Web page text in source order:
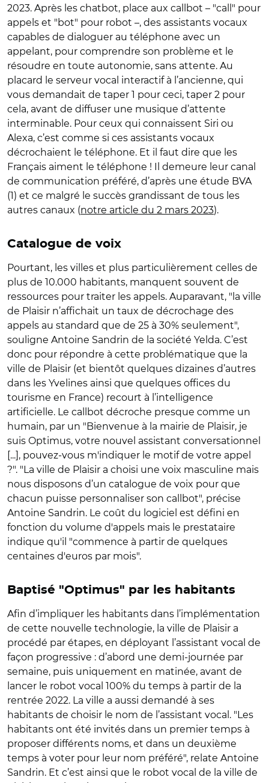
2023. Après les chatbot, place aux callbot – "call" pour
appels et "bot" pour robot –, des assistants vocaux
capables de dialoguer au téléphone avec un
appelant, pour comprendre son problème et le
résoudre en toute autonomie, sans attente. Au
placard le serveur vocal interactif à l’ancienne, qui
vous demandait de taper 1 pour ceci, taper 2 pour
cela, avant de diffuser une musique d’attente
interminable. Pour ceux qui connaissent Siri ou
Alexa, c’est comme si ces assistants vocaux
décrochaient le téléphone. Et il faut dire que les
Français aiment le téléphone ! Il demeure leur canal
de communication préféré, d’après une étude BVA
(1) et ce malgré le succès grandissant de tous les
autres canaux (notre article du 2 mars 2023).
Catalogue de voix
Pourtant, les villes et plus particulièrement celles de
plus de 10.000 habitants, manquent souvent de
ressources pour traiter les appels. Auparavant, "la ville
de Plaisir n’affichait un taux de décrochage des
appels au standard que de 25 à 30% seulement",
souligne Antoine Sandrin de la société Yelda. C’est
donc pour répondre à cette problématique que la
ville de Plaisir (et bientôt quelques dizaines d’autres
dans les Yvelines ainsi que quelques offices du
tourisme en France) recourt à l’intelligence
artificielle. Le callbot décroche presque comme un
humain, par un "Bienvenue à la mairie de Plaisir, je
suis Optimus, votre nouvel assistant conversationnel
[...], pouvez-vous m'indiquer le motif de votre appel
?". "La ville de Plaisir a choisi une voix masculine mais
nous disposons d’un catalogue de voix pour que
chacun puisse personnaliser son callbot", précise
Antoine Sandrin. Le coût du logiciel est défini en
fonction du volume d'appels mais le prestataire
indique qu'il "commence à partir de quelques
centaines d'euros par mois".
Baptisé "Optimus" par les habitants
Afin d’impliquer les habitants dans l’implémentation
de cette nouvelle technologie, la ville de Plaisir a
procédé par étapes, en déployant l’assistant vocal de
façon progressive : d’abord une demi-journée par
semaine, puis uniquement en matinée, avant de
lancer le robot vocal 100% du temps à partir de la
rentrée 2022. La ville a aussi demandé à ses
habitants de choisir le nom de l’assistant vocal. "Les
habitants ont été invités dans un premier temps à
proposer différents noms, et dans un deuxième
temps à voter pour leur nom préféré", relate Antoine
Sandrin. Et c’est ainsi que le robot vocal de la ville de